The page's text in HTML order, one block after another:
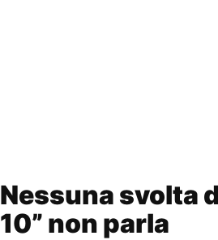
Nessuna svolta
10” non parla